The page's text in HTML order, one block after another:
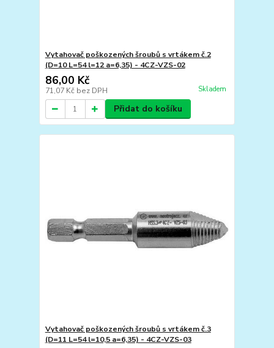
Vytahovač poškozených šroubů s vrtákem č.2
(D=10 L=54 l=12 a=6,35) - 4CZ-VZS-02
86,00 Kč
71,07 Kč bez DPH Skladem
Přidat do košíku
Vytahovač poškozených šroubů s vrtákem č.3
(D=11 L=54 l=10,5 a=6,35) - 4CZ-VZS-03